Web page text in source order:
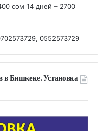
сом 14 дней – 2700
0552573729
в Бишкеке. Установка